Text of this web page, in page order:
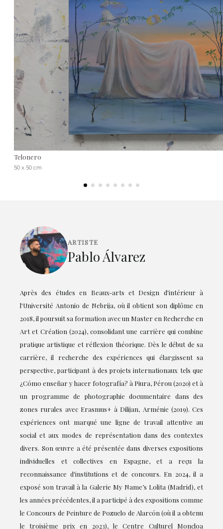
Telonero
50 x 50 cm
ARTISTE
Pablo Álvarez
Après des études en Beaux-arts et Design d'intérieur à
l'Université Antonio de Nebrija, où il obtient son diplôme en
2018, il poursuit sa formation avec un Master en Recherche en
Art et Création (2024), consolidant une carrière qui combine
pratique artistique et réflexion théorique. Dès le début de sa
carrière, il recherche des expériences qui élargissent sa
perspective, participant à des projets internationaux tels que
¿Cómo enseñar y hacer fotografía? à Piura, Pérou (2020) et à
un programme de photographie documentaire dans des
zones rurales avec Erasmus+ à Dilijan, Arménie (2019). Ces
expériences ont marqué une ligne de travail attentive au
social et aux modes de représentation dans des contextes
divers. Son œuvre a été présentée dans diverses expositions
individuelles et collectives en Espagne, et a reçu la
reconnaissance d'institutions et de concours. En 2024, il a
exposé son travail à la Galerie My Name’s Lolita (Madrid), et
les années précédentes, il a participé à des expositions comme
le Concours de Peinture de Pozuelo de Alarcón (où il a obtenu
le troisième prix en 2023), le Centre Culturel Moncloa